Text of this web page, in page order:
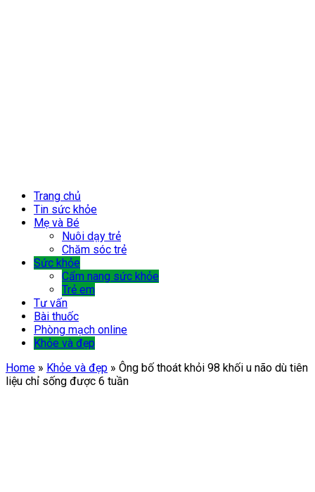
Trang chủ
Tin sức khỏe
Mẹ và Bé
Nuôi dạy trẻ
Chăm sóc trẻ
Sức khỏe
Cẩm nang sức khỏe
Trẻ em
Tư vấn
Bài thuốc
Phòng mạch online
Khỏe và đẹp
Home » Khỏe và đẹp » Ông bố thoát khỏi 98 khối u não dù tiên
liệu chỉ sống được 6 tuần